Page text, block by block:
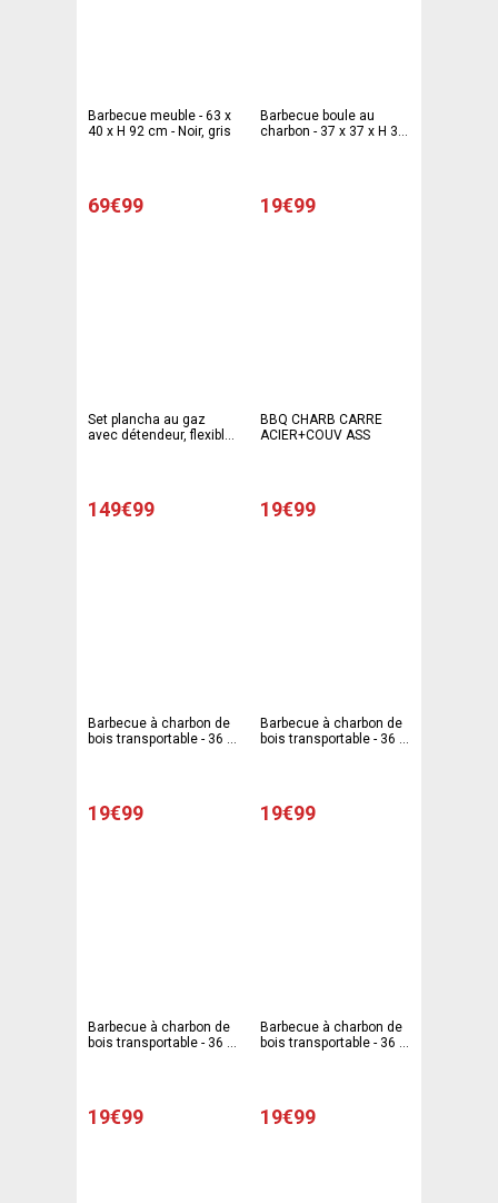
Barbecue meuble - 63 x
40 x H 92 cm - Noir, gris
69€99
Barbecue boule au
charbon - 37 x 37 x H 37
19€99
Set plancha au gaz
avec détendeur, flexible
149€99
BBQ CHARB CARRE
ACIER+COUV ASS
19€99
Barbecue à charbon de
bois transportable - 36 x
19€99
Barbecue à charbon de
bois transportable - 36 x
19€99
Barbecue à charbon de
bois transportable - 36 x
19€99
Barbecue à charbon de
bois transportable - 36 x
19€99